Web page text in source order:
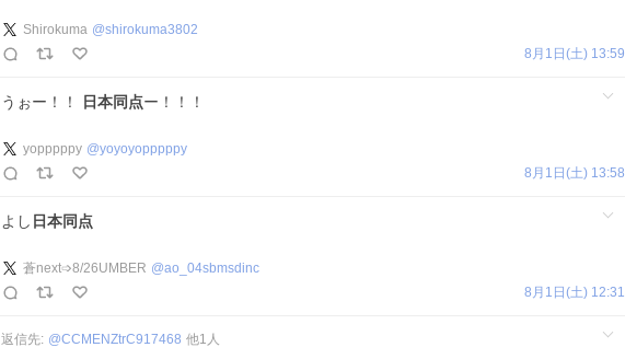
Shirokuma @shirokuma3802
8月1日(土) 13:59
うぉー！！ 日本同点ー！！！
yopppppy @yoyoyopppppy
8月1日(土) 13:58
よし 日本同点
蒼next➩8/26UMBER @ao_04sbmsdinc
8月1日(土) 12:31
返信先: @CCMENZtrC917468 他1 人